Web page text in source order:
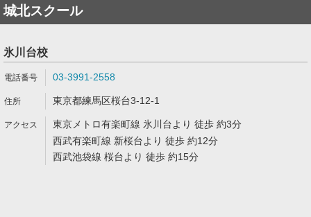
城北スクール
氷川台校
03-3991-2558
東京都練馬区桜台3-12-1
東京メトロ有楽町線 氷川台より 徒歩 約3分
西武有楽町線 新桜台より 徒歩 約12分
西武池袋線 桜台より 徒歩 約15分